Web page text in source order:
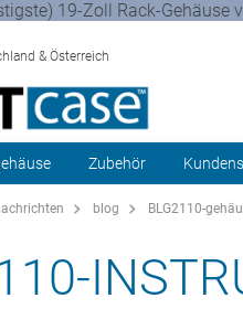
19-Zoll Rack-Gehäuse
& Österreich
Zubehör
blog BLG2110-